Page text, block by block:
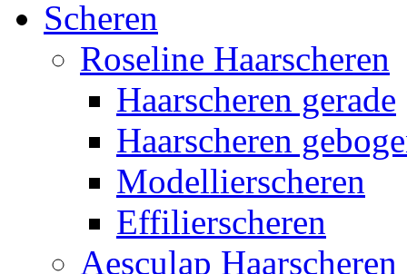
Scheren
Roseline Haarscheren
Haarscheren gerade
Haarscheren
Modellierscheren
Effilierscheren
Aesculap Haarscheren